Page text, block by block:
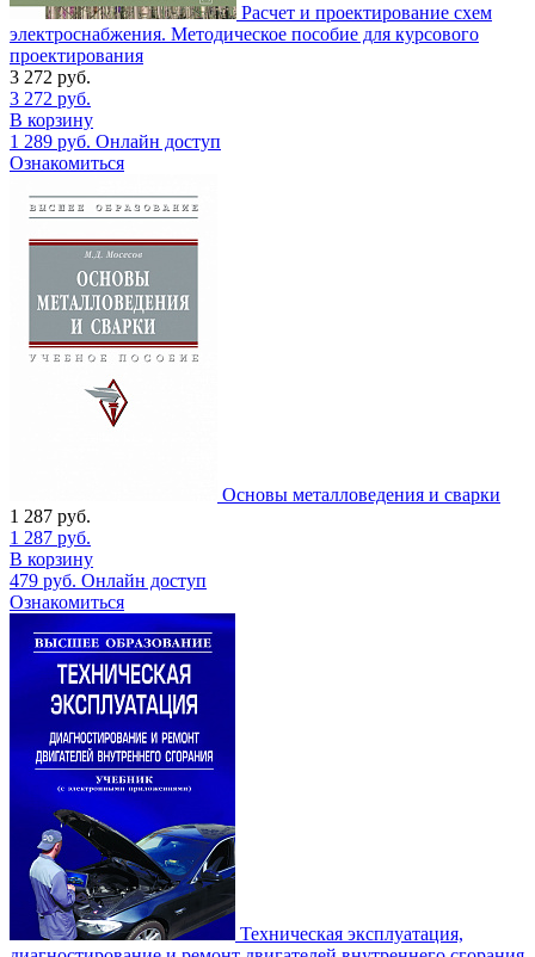
Расчет и проектирование схем
электроснабжения. Методическое пособие для курсового
проектирования
3 272 руб.
3 272 руб.
В корзину
1 289 руб. Онлайн доступ
Ознакомиться
Основы металловедения и сварки
1 287 руб.
1 287 руб.
В корзину
479 руб. Онлайн доступ
Ознакомиться
Техническая эксплуатация,